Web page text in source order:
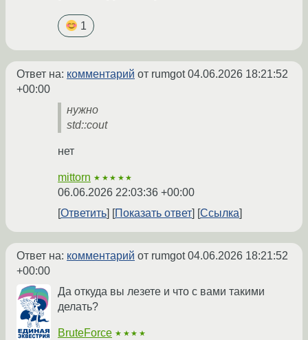
1
Ответ на: комментарий от rumgot04.06.2026 18:21:52
+00:00
нужно
std::cout
нет
mittorn ★★★★★
06.06.2026 22:03:36 +00:00
Ответить
Показать ответ Ссылка
Ответ на: комментарий от rumgot04.06.2026 18:21:52
+00:00
Да откуда вы лезете и что с вами такими
делать?
BruteForce ★★★★